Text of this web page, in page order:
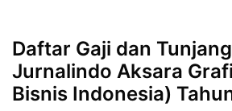
Daftar Gaji dan
Jurnalindo Aksara
Bisnis Indonesia)